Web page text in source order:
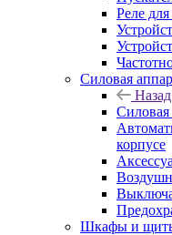
Реле
Силовая
Назад
Силовая
корпусе
Шкафы и